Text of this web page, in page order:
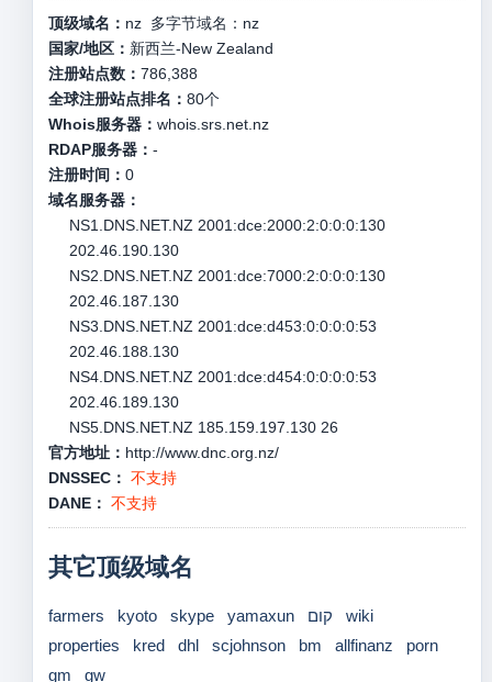
顶级域名： nz多字节域名： nz
国家/地区： 新西兰-New Zealand
注册站点数： 786,388
全球注册站点排名： 80个
Whois服务器： whois.srs.net.nz
RDAP服务器： -
注册时间： 0
域名服务器：
NS1.DNS.NET.NZ 2001:dce:2000:2:0:0:0:130
202.46.190.130
NS2.DNS.NET.NZ 2001:dce:7000:2:0:0:0:130
202.46.187.130
NS3.DNS.NET.NZ 2001:dce:d453:0:0:0:0:53
202.46.188.130
NS4.DNS.NET.NZ 2001:dce:d454:0:0:0:0:53
202.46.189.130
NS5.DNS.NET.NZ 185.159.197.130 26
官方地址： http://www.dnc.org.nz/
DNSSEC： 不支持
DANE： 不支持
其它顶级域名
farmers kyoto skype yamaxun קום
wiki
properties
kred dhl scjohnson bm allfinanz
porn
gm
gw